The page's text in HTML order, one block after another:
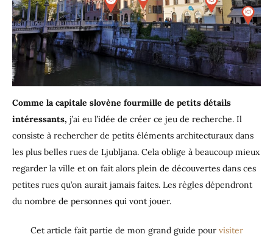
amis.
Comme la capitale slovène fourmille de petits détails
intéressants, j’ai eu l’idée de créer ce jeu de recherche. Il
consiste à rechercher de petits éléments architecturaux dans
les plus belles rues de Ljubljana. Cela oblige à beaucoup mieux
regarder la ville et on fait alors plein de découvertes dans ces
petites rues qu’on aurait jamais faites. Les règles dépendront
du nombre de personnes qui vont jouer.
Cet article fait partie de mon grand guide pour visiter